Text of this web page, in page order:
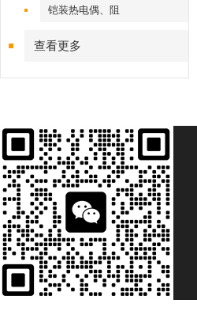
铠装热电偶、阻
查看更多